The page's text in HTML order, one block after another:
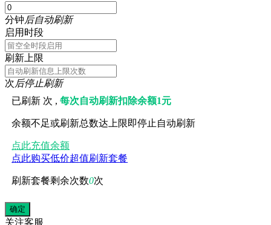
分钟后自动刷新
启用时段
刷新上限
次后停止刷新
已刷新 次 ,每次自动刷新扣除余额1元
余额不足或刷新总数达上限即停止自动刷新
点此充值余额
点此购买低价超值刷新套餐
刷新套餐剩余次数0次
关注客服